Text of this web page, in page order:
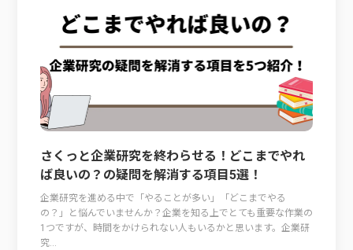
さくっと企業研究を終わらせる！どこまでやれ
ば良いの？の疑問を解消する項目5選！
企業研究を進める中で「やることが多い」「どこまでやる
の？」と悩んでいませんか？企業を知る上でとても重要な作業の
1つですが、時間をかけられない人もいるかと思います。企業研
究...